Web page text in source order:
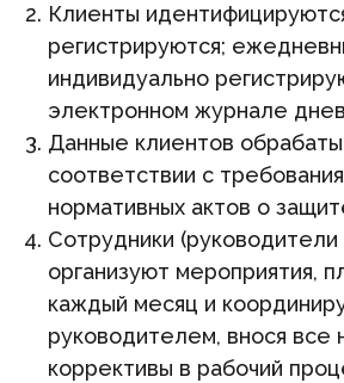
Клиенты
регистрируются;
индивидуально
электронном журнале
Данные клиентов
соответствии с
нормативных актов о
Сотрудники (руководители
организуют мероприятия,
каждый месяц и
руководителем, внося все
коррективы в рабочий